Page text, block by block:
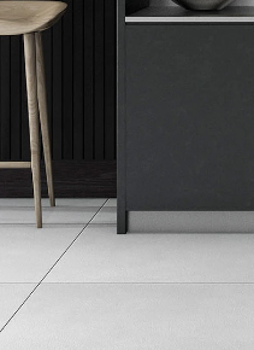
Načini
Tax
Česta